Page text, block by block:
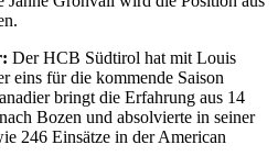
Der HCB Südtirol hat mit Louis
eins für die kommende Saison
bringt die Erfahrung aus 14
Bozen und absolvierte in seiner
246 Einsätze in der American